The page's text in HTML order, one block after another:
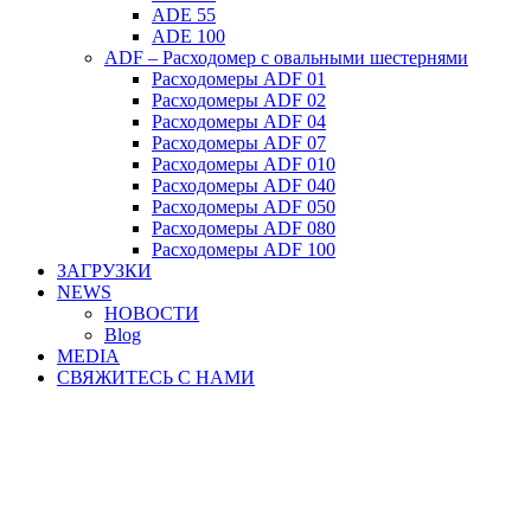
ADE 55
ADE 100
ADF – Расходомер с овальными шестернями
Расходомеры ADF 01
Расходомеры ADF 02
Расходомеры ADF 04
Расходомеры ADF 07
Расходомеры ADF 010
Расходомеры ADF 040
Расходомеры ADF 050
Расходомеры ADF 080
Расходомеры ADF 100
ЗАГРУЗКИ
NEWS
НОВОСТИ
Blog
MEDIA
СВЯЖИТЕСЬ С НАМИ